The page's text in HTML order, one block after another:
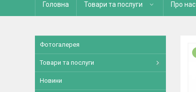
Головна Товари та послуги Про нас
Фотогалерея
Товари та послуги
Новини